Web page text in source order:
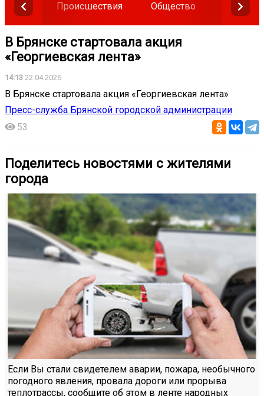
Происшествия Общество Власть
В Брянске стартовала акция
«Георгиевская лента»
14:13 22.04.2026
В Брянске стартовала акция «Георгиевская лента»
Пресс-служба Брянской городской администрации
53
Поделитесь новостями с жителями
города
Если Вы стали свидетелем аварии, пожара, необычного
погодного явления, провала дороги или прорыва
теплотрассы, сообщите об этом в ленте народных